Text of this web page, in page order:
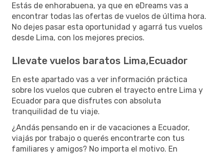
Estás de enhorabuena, ya que en eDreams vas a
encontrar todas las ofertas de vuelos de última hora.
No dejes pasar esta oportunidad y agarrá tus vuelos
desde Lima, con los mejores precios.
Llevate vuelos baratos Lima,Ecuador
En este apartado vas a ver información práctica
sobre los vuelos que cubren el trayecto entre Lima y
Ecuador para que disfrutes con absoluta
tranquilidad de tu viaje.
¿Andás pensando en ir de vacaciones a Ecuador,
viajás por trabajo o querés encontrarte con tus
familiares y amigos? No importa el motivo. En